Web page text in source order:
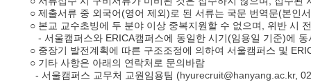
○ 제출서류 중 외국어(영어 제외)로 된 서류는 국문 번역문(본인
○ 본교 교수초빙에 두 분야 이상 중복지원할 수 없으며, 위반 시
- 서울캠퍼스와 ERICA캠퍼스에 동일한 시기(임용일 기준)에 동
○ 중장기 발전계획에 따른 구조조정에 의하여 서울캠퍼스 및
○ 기타 사항은 아래의 연락처로 문의바람
- 서울캠퍼스 교무처 교원임용팀 (hyurecruit@hanyang.ac.kr,